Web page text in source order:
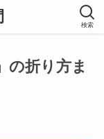
検索
の折り方ま